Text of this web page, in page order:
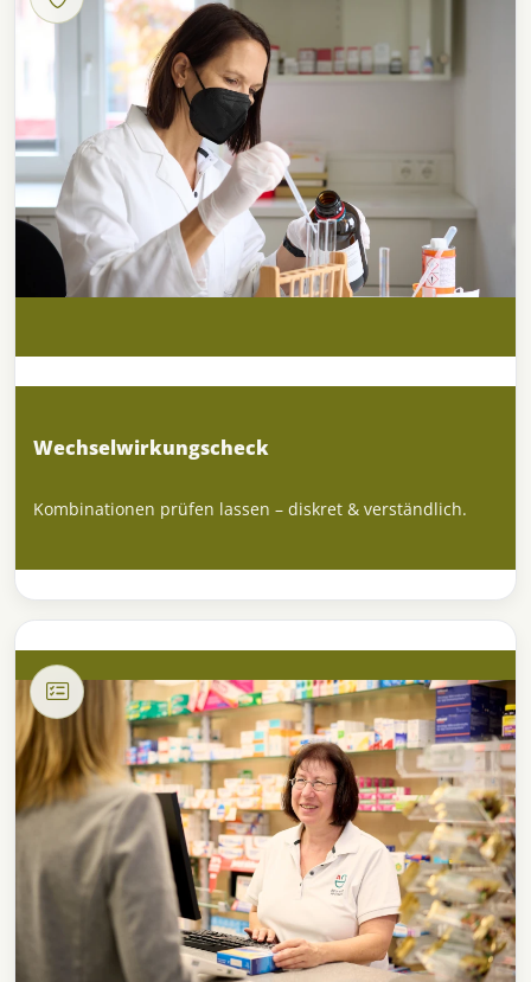
Wechselwirkungscheck
Kombinationen prüfen lassen – diskret & verständlich.